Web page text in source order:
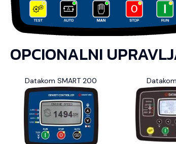
OPCIONALNI
Datakom SMART 200